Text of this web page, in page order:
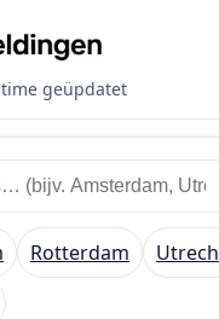
geüpdatet
Rotterdam